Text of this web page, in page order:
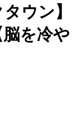
ウン】
を冷や